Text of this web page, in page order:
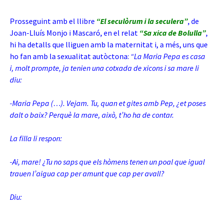
Prosseguint amb el llibre “El seculòrum i la seculera”, de
Joan-Lluís Monjo i Mascaró, en el relat “Sa xica de Bolulla”,
hi ha detalls que lliguen amb la maternitat i, a més, uns que
ho fan amb la sexualitat autòctona: “La Maria Pepa es casa
i, molt prompte, ja tenien una cotxada de xicons i sa mare li
diu:
-Maria Pepa (…). Vejam. Tu, quan et gites amb Pep, ¿et poses
dalt o baix? Perquè la mare, això, t’ho ha de contar.
La filla li respon:
-Ai, mare! ¿Tu no saps que els hòmens tenen un poal que igual
trauen l’aigua cap per amunt que cap per avall?
Diu: